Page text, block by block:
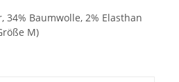
34% Baumwolle, 2% Elasthan
M)